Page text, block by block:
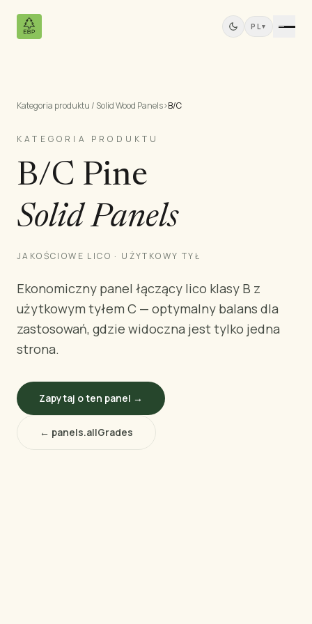
PL▾
Produkty
Wszystkie produkty
Sklejka sosnowa
Panele z drewna litego
Tarcica
Drzwi
Panele Tekowe
Stany Zjednoczone
🇬🇧Wielka Brytania
🇨🇦Kanada
🇦🇪Bliski Wschód
🇦🇺Australia
Kategoria produktu / Solid Wood Panels›B/C
KATEGORIA PRODUKTU
B/C Pine
Solid Panels
JAKOŚCIOWE LICO · UŻYTKOWY TYŁ
Ekonomiczny panel łączący lico klasy B z
użytkowym tyłem C — optymalny balans dla
zastosowań, gdzie widoczna jest tylko jedna
strona.
Zapytaj o ten panel →
← panels.allGrades